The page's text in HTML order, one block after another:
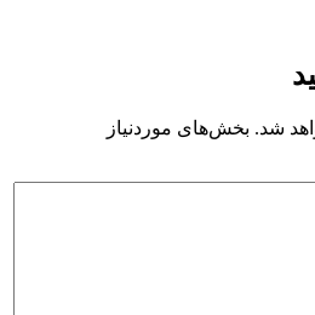
شد. بخش‌های موردنیاز